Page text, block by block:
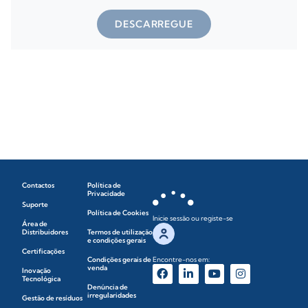
DESCARREGUE
Contactos
Suporte
Área de
Distribuidores
Certificações
Inovação
Tecnológica
Gestão de resíduos
Política de
Privacidade
Política de Cookies
Termos de utilização
e condições gerais
Condições gerais de
venda
Denúncia de
irregularidades
Inicie sessão ou registe-se
Encontre-nos em: